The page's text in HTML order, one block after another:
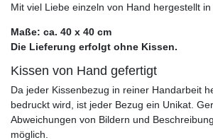
Mit viel Liebe einzeln von Hand hergestellt
Maße: ca. 40 x 40 cm
Die Lieferung erfolgt ohne Kissen.
Kissen von Hand gefertigt
Da jeder Kissenbezug in reiner Handarbeit
bedruckt wird, ist jeder Bezug ein Unikat.
Abweichungen von Bildern und
möglich.